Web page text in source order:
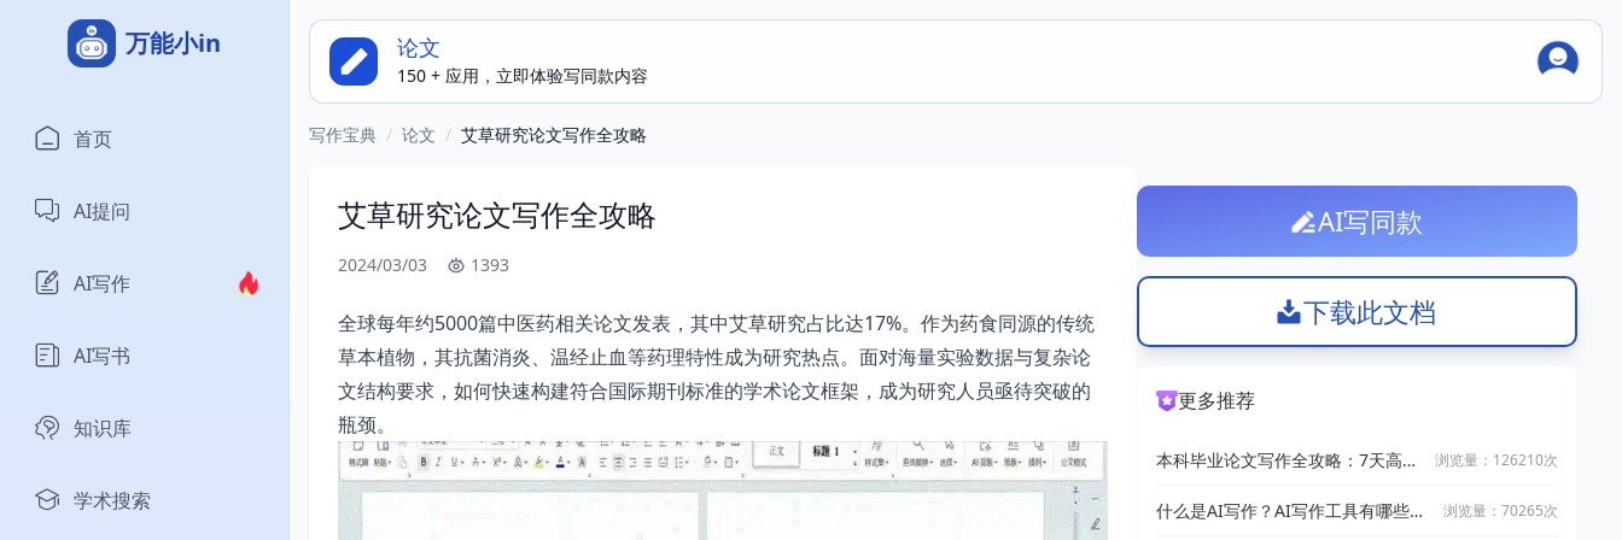
万能小in
首页
AI提问
AI写作
AI写书
知识库
学术搜索
论文
150 + 应用，立即体验写同款内容
写作宝典 / 论文 / 艾草研究论文写作全攻略
艾草研究论文写作全攻略
2024/03/03 1393
全球每年约5000篇中医药相关论文发表，其中艾草研究占比达17%。作为药食同源的传统
草本植物，其抗菌消炎、温经止血等药理特性成为研究热点。面对海量实验数据与复杂论
文结构要求，如何快速构建符合国际期刊标准的学术论文框架，成为研究人员亟待突破的
瓶颈。
AI写同款
下载此文档
更多推荐
本科毕业论文写作全攻略：7天高效
浏览量：126210次
什么是AI写作？AI写作工具有哪些？
浏览量：70265次